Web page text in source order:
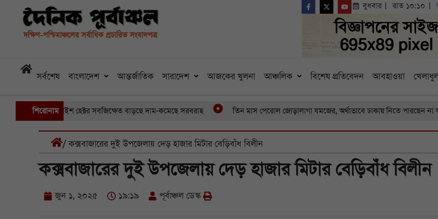
বুধবার রাত ১০:১০
সর্বশেষ বাংলাদেশ আন্তর্জাতিক সারাদেশ আজকের খুলনা আঞ্চলিক বিশেষ প্রতিবেদন আবহাওয়া
শিরোনাম
ডুবেছে আড়াইশ হেক্টর সবজিক্ষেত বাড়ছে দাম-কমেছে সরবরাহ তিন মাস পেরোল জোড়ালাগা যমজের, অর্থাভাবে ঢাকায় নিতে পারছেন না অসহায়
/ কক্সবাজারের দুই উপজেলায় দেড় হাজার মিটার বেড়িবাঁধ বিলীন
কক্সবাজারের দুই উপজেলায় দেড় হাজার মিটার বেড়িবাঁধ বিলীন
জুন ১, ২০২৫ ১৯:১৯ পূর্বাঞ্চল ডেস্ক